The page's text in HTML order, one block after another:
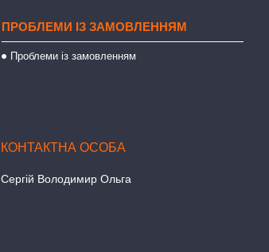
ПРОБЛЕМИ ІЗ ЗАМОВЛЕННЯМ
Проблеми із замовленням
Сергій Володимир Ольга